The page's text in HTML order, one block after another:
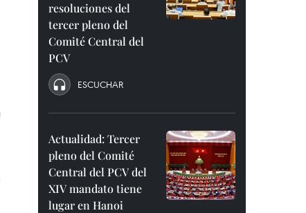
resoluciones del
tercer pleno del
Comité Central del
PCV
ESCUCHAR
Actualidad: Tercer
pleno del Comité
Central del PCV del
XIV mandato tiene
lugar en Hanoi